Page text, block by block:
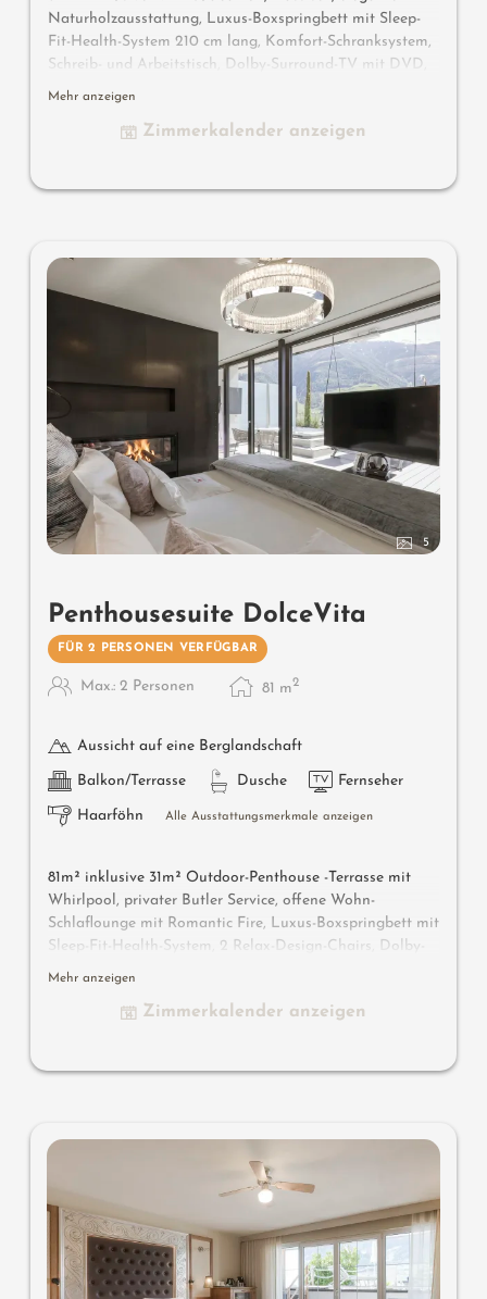
Naturholzausstattung, Luxus-Boxspringbett mit Sleep-
Fit-Health-System 210 cm lang, Komfort-Schranksystem,
Schreib- und Arbeitstisch, Dolby-Surround-TV mit DVD,
Small-Bar mit Wein-, Nespresso- & Teedesk, großzügiges
Badewanne, Nobel-Waschtisch, WC und Bidet getrennt,
Mehr anzeigen
Zimmerkalender anzeigen
5
Penthousesuite DolceVita
FÜR 2 PERSONEN VERFÜGBAR
Max.: 2 Personen 81 m2
Aussicht auf eine Berglandschaft
Balkon/Terrasse Dusche Fernseher
Haarföhn Alle Ausstattungsmerkmale anzeigen
81m² inklusive 31m² Outdoor-Penthouse -Terrasse mit
Whirlpool, privater Butler Service, offene Wohn-
Schlaflounge mit Romantic Fire, Luxus-Boxspringbett mit
Sleep-Fit-Health-System, 2 Relax-Design-Chairs, Dolby-
Surround-TV mit Bluetooth, Koffer-Designbar mit Wein-,
aus Halbedelstein mit Lady-Beauty-Desk, Erlebnisdusche
Cinema, bequeme Sitz- und Essmöbel, Duftkräuter,
Wärmestrahler und Laterne, keine Tiere. In der DolceVita
Mehr anzeigen
Zimmerkalender anzeigen